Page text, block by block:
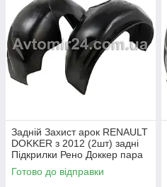
Задній Захист арок RENAULT
DOKKER з 2012 (2шт) задні
Підкрилки Рено Доккер пара
задніх
Готово до відправки